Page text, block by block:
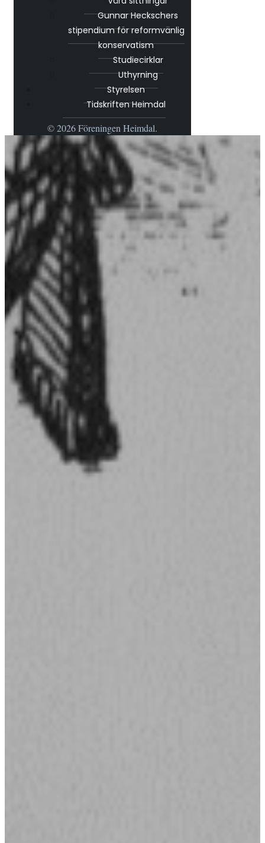
Gunnar Heckschers
stipendium för reformvänlig
konservatism
Studiecirklar
Uthyrning
Styrelsen
Tidskriften Heimdal
© 2026 Föreningen Heimdal.